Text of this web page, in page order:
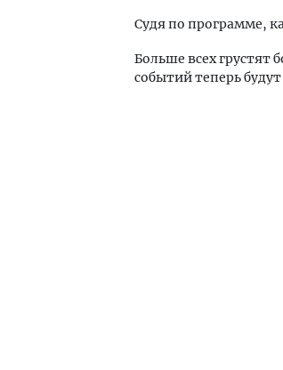
Судя по программе,
Больше всех грустят
событий теперь